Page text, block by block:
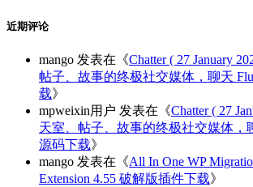
近期评论
mango 发表在《Chatter ( 27 January
帖子、故事的终极社交媒体，聊天
载》
mpweixin用户 发表在《Chatter ( 27
天室、帖子、故事的终极社交媒体，
源码下载》
mango 发表在《All In One WP
Extension 4.55 破解版插件下载》